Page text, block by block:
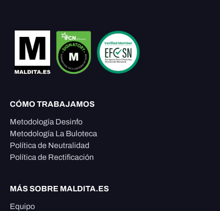
CÓMO TRABAJAMOS
Metodología Desinfo
Metodología La Buloteca
Política de Neutralidad
Política de Rectificación
MÁS SOBRE MALDITA.ES
Equipo